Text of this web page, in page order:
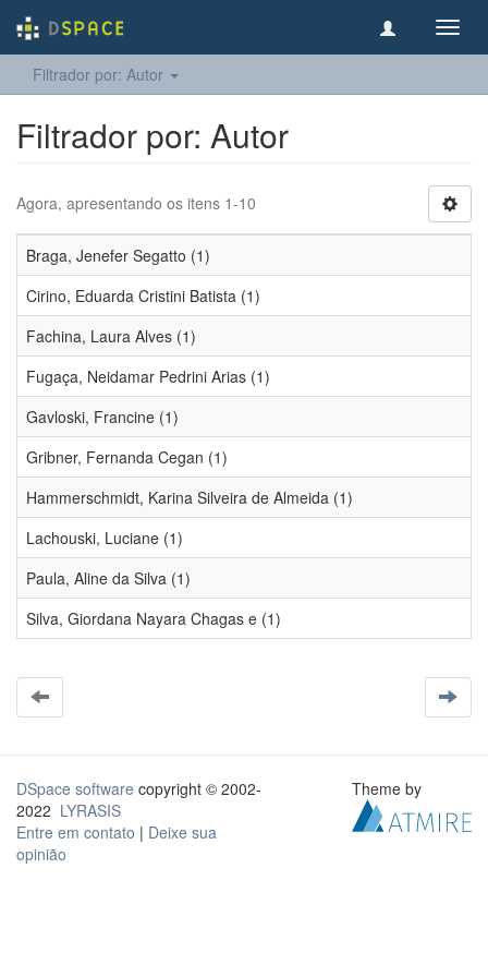
Filtrador por: Autor
Filtrador por: Autor
Agora, apresentando os itens 1-10
Braga, Jenefer Segatto (1)
Cirino, Eduarda Cristini Batista (1)
Fachina, Laura Alves (1)
Fugaça, Neidamar Pedrini Arias (1)
Gavloski, Francine (1)
Gribner, Fernanda Cegan (1)
Hammerschmidt, Karina Silveira de Almeida (1)
Lachouski, Luciane (1)
Paula, Aline da Silva (1)
Silva, Giordana Nayara Chagas e (1)
DSpace software copyright © 2002-
2022 LYRASIS
Entre em contato | Deixe sua
opinião
Theme by